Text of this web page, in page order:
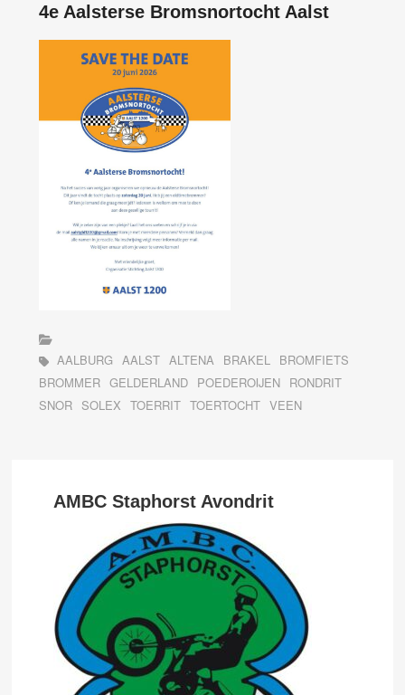
4e Aalsterse Bromsnortocht Aalst
AALBURG AALST ALTENA BRAKEL BROMFIETS
BROMMER GELDERLAND POEDEROIJEN RONDRIT
SNOR SOLEX TOERRIT TOERTOCHT VEEN
AMBC Staphorst Avondrit